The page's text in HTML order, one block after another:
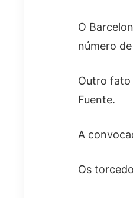
O
número
Outro fato
Fuente.
A
Os